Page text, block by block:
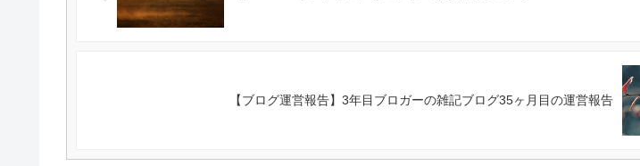
【ブログ運営報告】3年目ブロガーの雑記ブログ35ヶ月目の運営報告